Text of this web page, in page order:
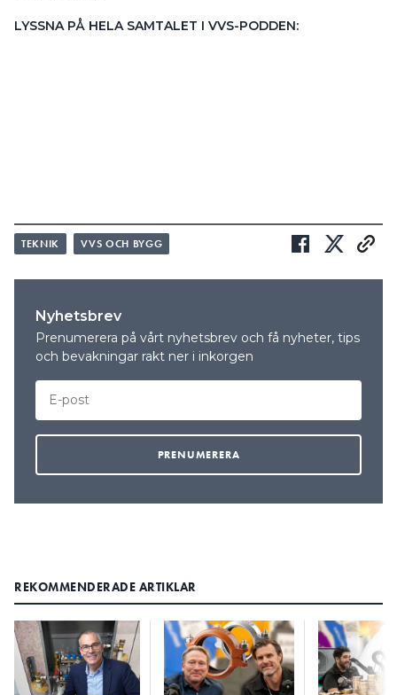
LYSSNA PÅ HELA SAMTALET I VVS-PODDEN:
TEKNIK VVS OCH BYGG
Nyhetsbrev
Prenumerera på vårt nyhetsbrev och få nyheter, tips
och bevakningar rakt ner i inkorgen
REKOMMENDERADE ARTIKLAR